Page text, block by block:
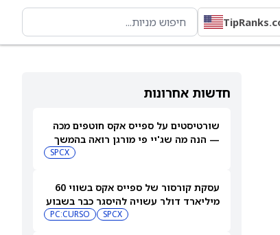
חדשות אחרונות
שורטיסטים על ספייס אקס חוטפים מכה
— הנה מה שג'יי פי מורגן רואה בהמשך
SPCX
עסקת קורסור של ספייס אקס בשווי 60
מיליארד דולר עשויה להיסגר כבר בשבוע
SPCX
PC:CURSO